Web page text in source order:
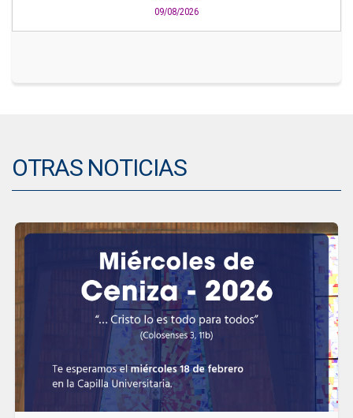
09/08/2026
OTRAS NOTICIAS